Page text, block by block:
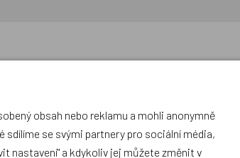
- dílný školní set Topgal ENDY 23005 G
Set Small
obsah nebo reklamu a mohli anonymně
se svými partnery pro sociální média,
nastavení" a kdykoliv jej můžete změnit v